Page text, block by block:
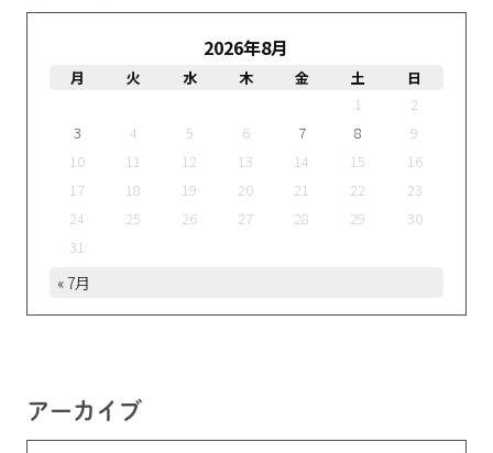
2026年8月
月 火 水 木 金 土
日
1
2
3
4 5 6 7 8
9
10
11 12 13 14 15
16
17
18 19 20 21 22
23
24
25 26 27 28 29
30
31
« 7月
アーカイブ